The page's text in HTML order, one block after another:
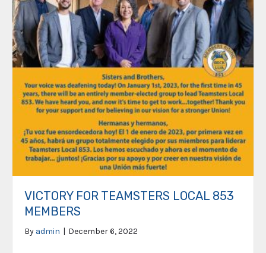
VICTORY FOR TEAMSTERS LOCAL 853
MEMBERS
By admin | December 6, 2022